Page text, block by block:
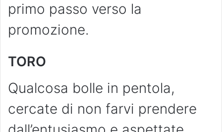
primo passo verso la
promozione.
TORO
Qualcosa bolle in pentola,
cercate di non farvi prendere